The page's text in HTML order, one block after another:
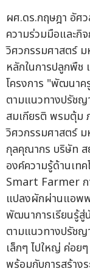
ผศ.ดร.กฤษฎา อัศ
ความร่วมมือและกิ
วิศวกรรมศาสตร์
หลักในการปลูกพืช
โครงการ "พัฒนาค
ตามแนวทางปรัช
สมเกียรติ พรมตุ้ม
วิศวกรรมศาสตร์
กุลคุณากร บริษัท ส
องค์ความรู้ด้านเท
Smart Farmer ก
แปลงผักผ่านแอพพ
พัฒนาการเรียนรู้
ตามแนวทางปรัชญ
เล็กๆ ไปใหญ่ ค่อย
พร้อมกับการสร้าง